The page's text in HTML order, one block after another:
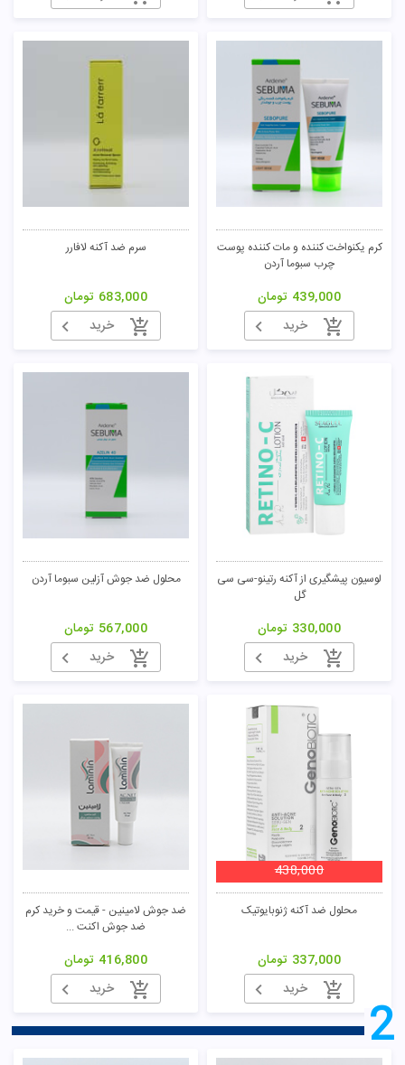
کرم یکنواخت کننده و مات کننده پوست
چرب سبوما آردن
439,000 تومان
خرید
سرم ضد آکنه لافارر
683,000 تومان
خرید
لوسیون پیشگیری از آکنه رتینو-سی سی
گل
330,000 تومان
خرید
محلول ضد جوش آزلین سبوما آردن
567,000 تومان
خرید
محلول ضد آکنه ژنوبایوتیک
438,000
337,000 تومان
خرید
ضد جوش لامینین - قیمت و خرید کرم
ضد جوش اکنت ...
416,800 تومان
خرید
2